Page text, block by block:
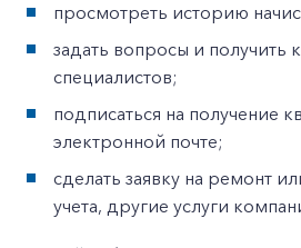
просмотреть историю
задать вопросы и получить
специалистов;
подписаться на получение
электронной почте;
сделать заявку на ремонт
учета, другие услуги